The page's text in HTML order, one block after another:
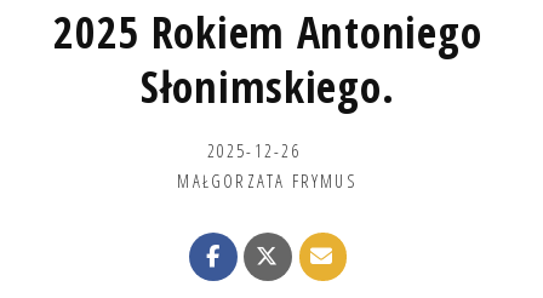
2025 Rokiem Antoniego
Słonimskiego.
2025-12-26
MAŁGORZATA FRYMUS